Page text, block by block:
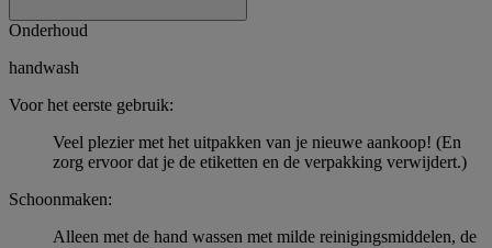
Onderhoud
handwash
Voor het eerste gebruik:
Veel plezier met het uitpakken van je nieuwe aankoop! (En
zorg ervoor dat je de etiketten en de verpakking verwijdert.)
Schoonmaken:
Alleen met de hand wassen met milde reinigingsmiddelen, de